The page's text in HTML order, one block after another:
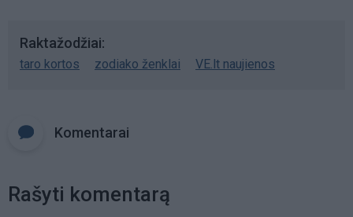
Raktažodžiai
taro kortos zodiako ženklai VE.lt naujienos
Komentarai
Rašyti komentarą